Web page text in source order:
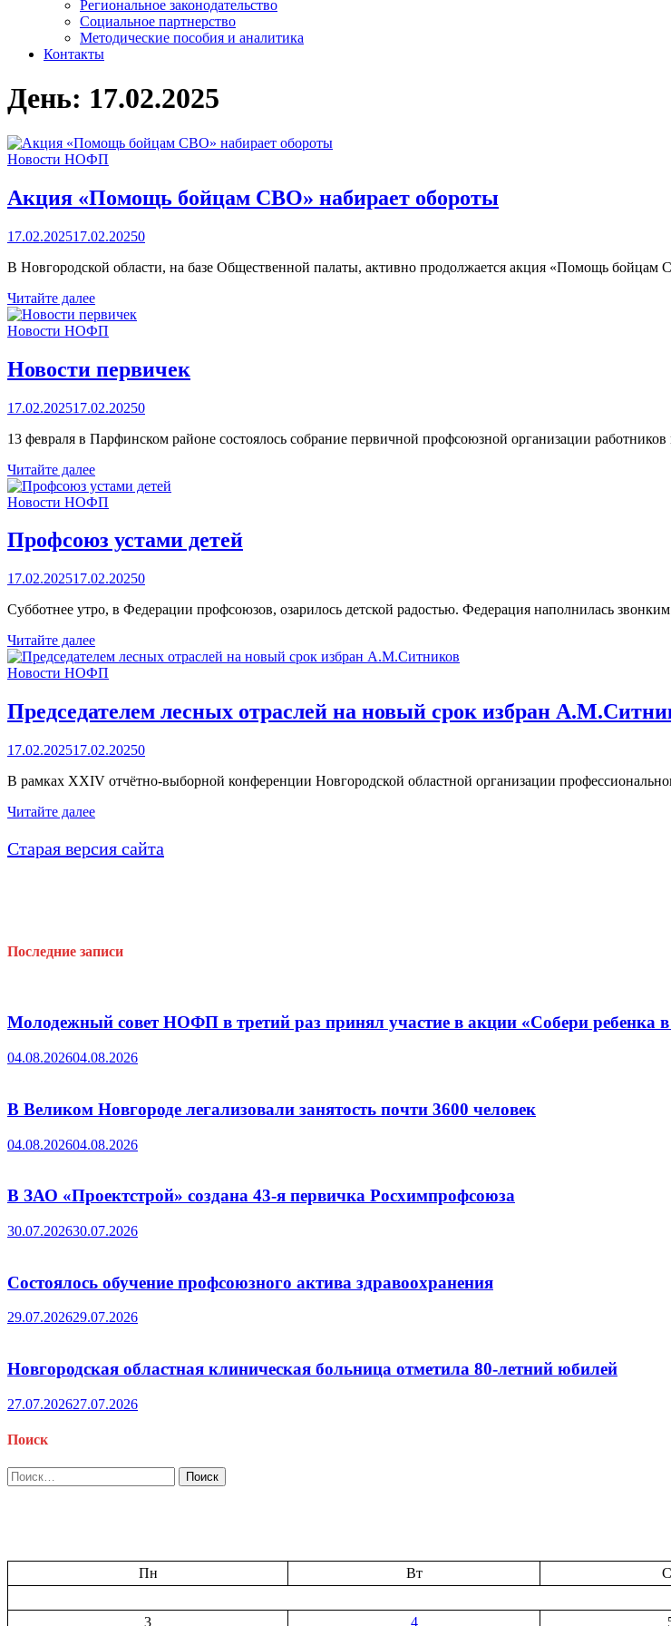
Региональное законодательство
Социальное партнерство
Методические пособия и аналитика
Контакты
День: 17.02.2025
Новости НОФП
Акция «Помощь бойцам СВО» набирает обороты
17.02.202517.02.20250
В Новгородской области, на базе Общественной палаты, активно продолжается акция «Помощь
Акция
«Помощь
бойцам
набирает
обороты
Читайте далее
Новости НОФП
Новости первичек
17.02.202517.02.20250
13 февраля в Парфинском районе состоялось собрание первичной профсоюзной организации
Новости
первичек
Читайте далее
Новости НОФП
Профсоюз устами детей
17.02.202517.02.20250
Субботнее утро, в Федерации профсоюзов, озарилось детской радостью. Федерация наполнилась
Профсоюз
устами
детей
Читайте далее
Новости НОФП
Председателем лесных отраслей на новый срок избран
17.02.202517.02.20250
В рамках XXIV отчётно-выборной конференции Новгородской областной организации
Председателем
отраслей
на
Читайте далее
Старая версия сайта
Последние записи
Молодежный совет НОФП в третий раз принял участие в акции «Собери ребенка
04.08.202604.08.2026
В Великом Новгороде легализовали занятость почти 3600 человек
04.08.202604.08.2026
В ЗАО «Проектстрой» создана 43-я первичка Росхимпрофсоюза
30.07.202630.07.2026
Состоялось обучение профсоюзного актива здравоохранения
29.07.202629.07.2026
Новгородская областная клиническая больница отметила 80-летний юбилей
27.07.202627.07.2026
Поиск
Найти:
Пн
Вт
3 4